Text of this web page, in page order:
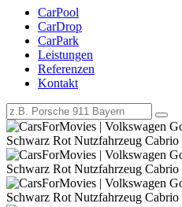
Legendäre
mieten |
Filmautos,
Oldtimer mieten
CarPool
CarDrop
CarPark
Leistungen
Referenzen
Kontakt